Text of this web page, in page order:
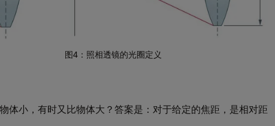
图4：照相透镜的光圈定义
体小，有时又比物体大？答案是：对于给定的焦距，是相对距